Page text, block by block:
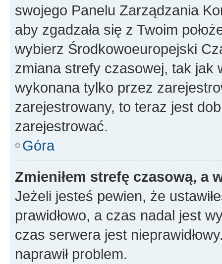
swojego Panelu Zarządzania
aby zgadzała się z Twoim
wybierz Środkowoeuropejski
zmiana strefy czasowej, tak jak
wykonana tylko przez
zarejestrowany, to teraz jest
zarejestrować.
Góra
Zmieniłem strefę czasową, a
Jeżeli jesteś pewien, że
prawidłowo, a czas nadal jest
czas serwera jest
naprawił problem.